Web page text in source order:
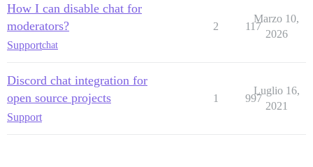
How I can disable chat for
moderators?
Supportchat
2 117
Marzo 10,
2026
Discord chat integration for
open source projects
Support
1 997
Luglio 16,
2021